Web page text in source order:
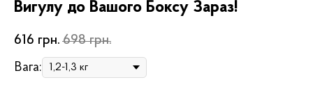
Вигулу до Вашого Боксу Зараз!
616 грн. 698 грн.
Вага: